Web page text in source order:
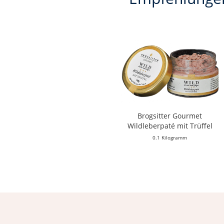
Brogsitter Gourmet
Wildleberpaté mit Trüffel
0.1 Kilogramm